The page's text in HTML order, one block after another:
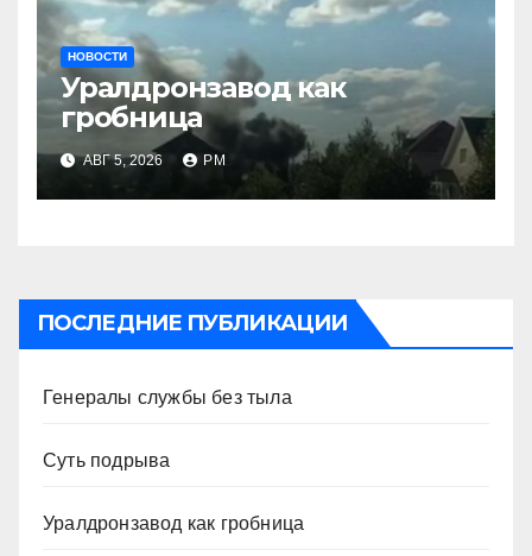
НОВОСТИ
Уралдронзавод как
гробница
АВГ 5, 2026 РМ
ПОСЛЕДНИЕ ПУБЛИКАЦИИ
Генералы службы без тыла
Суть подрыва
Уралдронзавод как гробница